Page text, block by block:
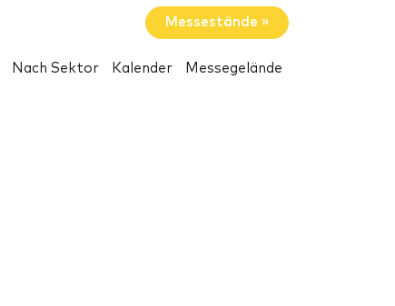
Messestände »
Nach Sektor Kalender Messegelände